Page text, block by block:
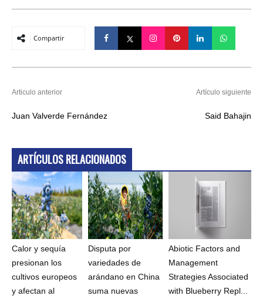
Compartir
Articulo anterior
Juan Valverde Fernández
Artículo siguiente
Said Bahajin
ARTÍCULOS RELACIONADOS
Calor y sequía
presionan los
cultivos europeos
y afectan al
Disputa por
variedades de
arándano en China
suma nuevas
Abiotic Factors and
Management
Strategies Associated
with Blueberry Repl...